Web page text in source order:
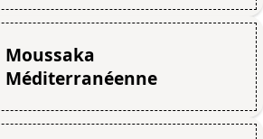
Moussaka
Méditerranéenne